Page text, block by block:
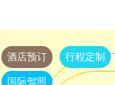
酒店预订 行程定制
国际驾照